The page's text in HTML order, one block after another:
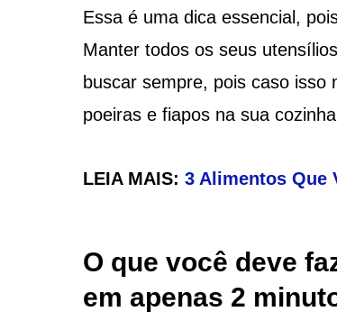
Essa é uma dica essencial,
Manter todos os seus
buscar sempre, pois caso
poeiras e fiapos na sua
LEIA MAIS: 3 Alimentos Que
O que você deve
em apenas 2